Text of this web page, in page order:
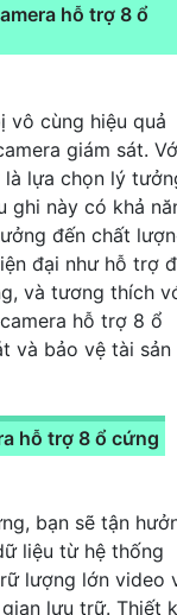
hỗ trợ 8 ổ
vô cùng hiệu quả
giám sát.
lựa chọn lý
ghi này có khả
đến chất
đại như hỗ trợ
và tương thích
hỗ trợ 8 ổ
và bảo vệ tài sản
hỗ trợ 8 ổ cứng
bạn sẽ tận
liệu từ hệ thống
lượng lớn video
lưu trữ. Thiết